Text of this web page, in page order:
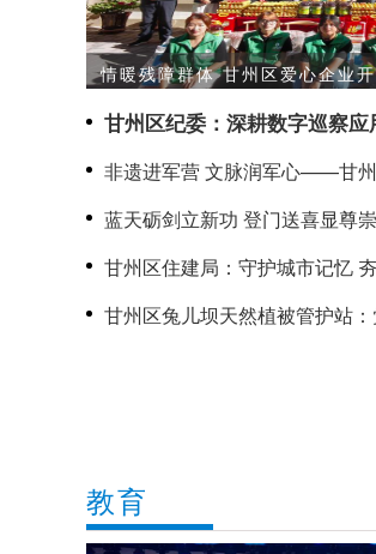
情暖残障群体 甘州区爱心企业
甘州区纪委：深耕数字巡察
治监督提质增效
非遗进军营 文脉润军心——甘州
双拥·共传文脉守山河”文化拥军
蓝天砺剑立新功 登门送喜显
二等功军人家庭送喜报
甘州区住建局：守护城市记忆
甘州区兔儿坝天然植被管护站
教育